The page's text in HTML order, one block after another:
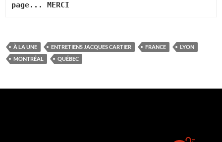
page... MERCI
À LA UNE ENTRETIENS JACQUES CARTIER FRANCE
LYON
MONTRÉAL
QUÉBEC